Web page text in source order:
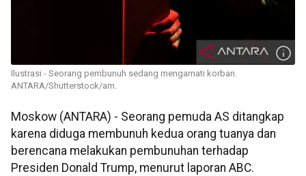
Ilustrasi - Seorang pembunuh sedang mengamati korban.
ANTARA/Shutterstock/am.
Moskow (ANTARA) - Seorang pemuda AS ditangkap
karena diduga membunuh kedua orang tuanya dan
berencana melakukan pembunuhan terhadap
Presiden Donald Trump, menurut laporan ABC.